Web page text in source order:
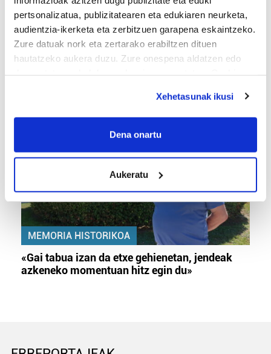
pertsonalizatua, publizitatearen eta edukiaren neurketa,
audientzia-ikerketa eta zerbitzuen garapena eskaintzeko.
Zure datuak nork eta zertarako erabiltzen dituen
hautatzeko aukera duzu. Zure onespena aldatzen edo
If you allow, we would also like to:
Collect information about your geographical
meters
Identify your device by actively scanning it for
specific characteristics (fingerprinting)
Find out more about how your personal data is processed
and set your preferences in thedetails section
Guk eta gure bazkideek zure datu pertsonalak
prozesatzen ditugu, zure IP zenbakia, besteak beste,
Xehetasunak ikusi
Dena onartu
Aukeratu
TXIRRINDULARITZA
MEMORIA HISTORIKOA
«Gai tabua izan da etxe gehienetan, jendeak
azkeneko momentuan hitz egin du»